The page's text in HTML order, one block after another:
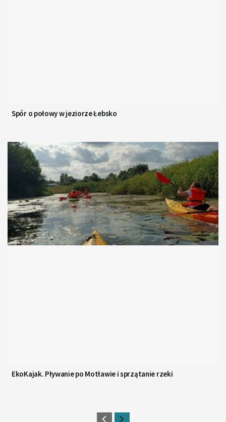
Spór o połowy w jeziorze Łebsko
EkoKajak. Pływanie po Motławie i sprzątanie rzeki